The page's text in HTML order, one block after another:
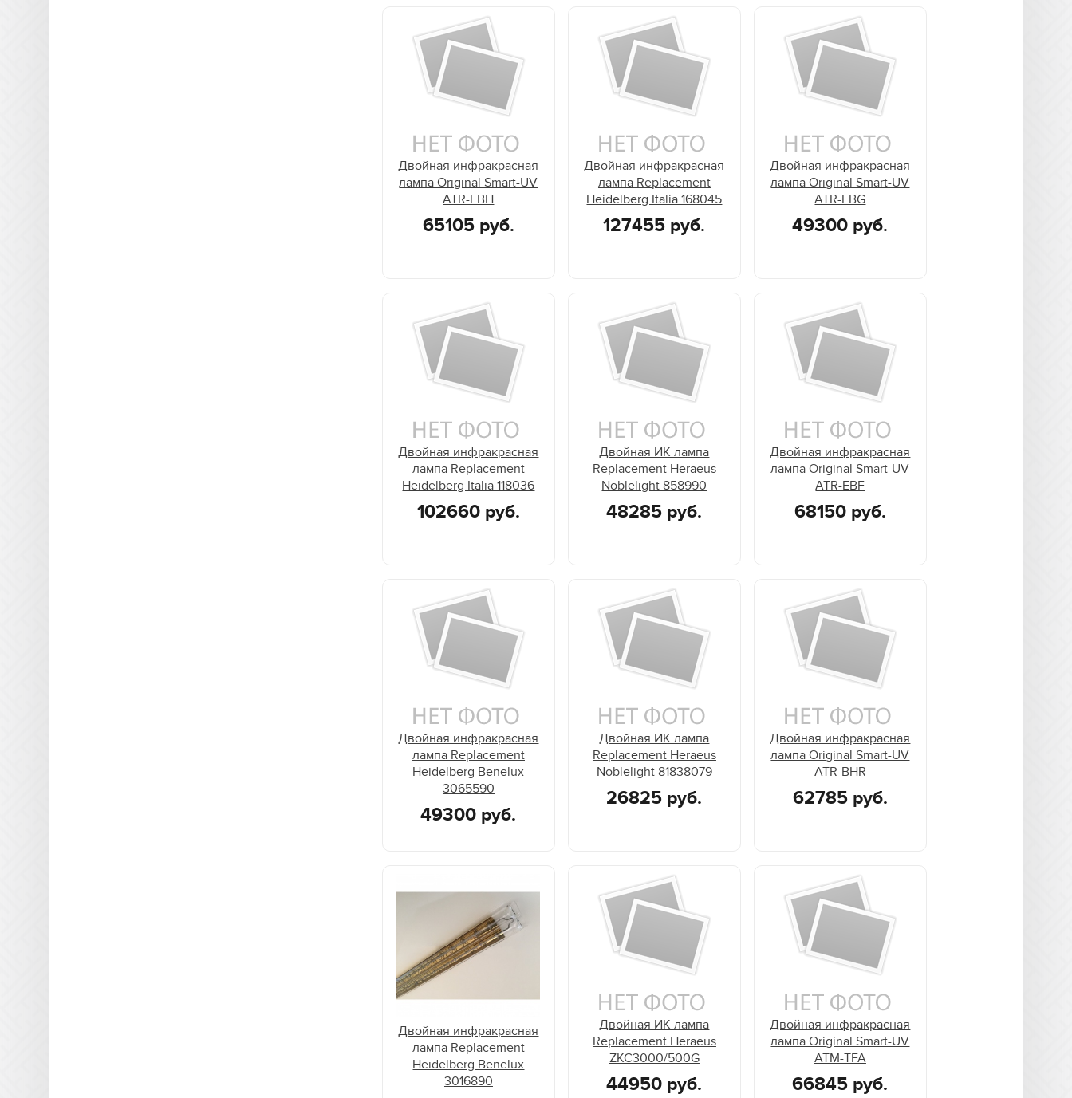
Двойная инфракрасная
лампа Original Smart-UV
ATR-EBH
65105 руб.
Двойная инфракрасная
лампа Replacement
Heidelberg Italia 168045
127455 руб.
Двойная инфракрасная
лампа Original Smart-UV
ATR-EBG
49300 руб.
Двойная инфракрасная
лампа Replacement
Heidelberg Italia 118036
102660 руб.
Двойная ИК лампа
Replacement Heraeus
Noblelight 858990
48285 руб.
Двойная инфракрасная
лампа Original Smart-UV
ATR-EBF
68150 руб.
Двойная инфракрасная
лампа Replacement
Heidelberg Benelux
3065590
49300 руб.
Двойная ИК лампа
Replacement Heraeus
Noblelight 81838079
26825 руб.
Двойная инфракрасная
лампа Original Smart-UV
ATR-BHR
62785 руб.
Двойная инфракрасная
лампа Replacement
Heidelberg Benelux
3016890
Двойная ИК лампа
Replacement Heraeus
ZKC3000/500G
44950 руб.
Двойная инфракрасная
лампа Original Smart-UV
ATM-TFA
66845 руб.